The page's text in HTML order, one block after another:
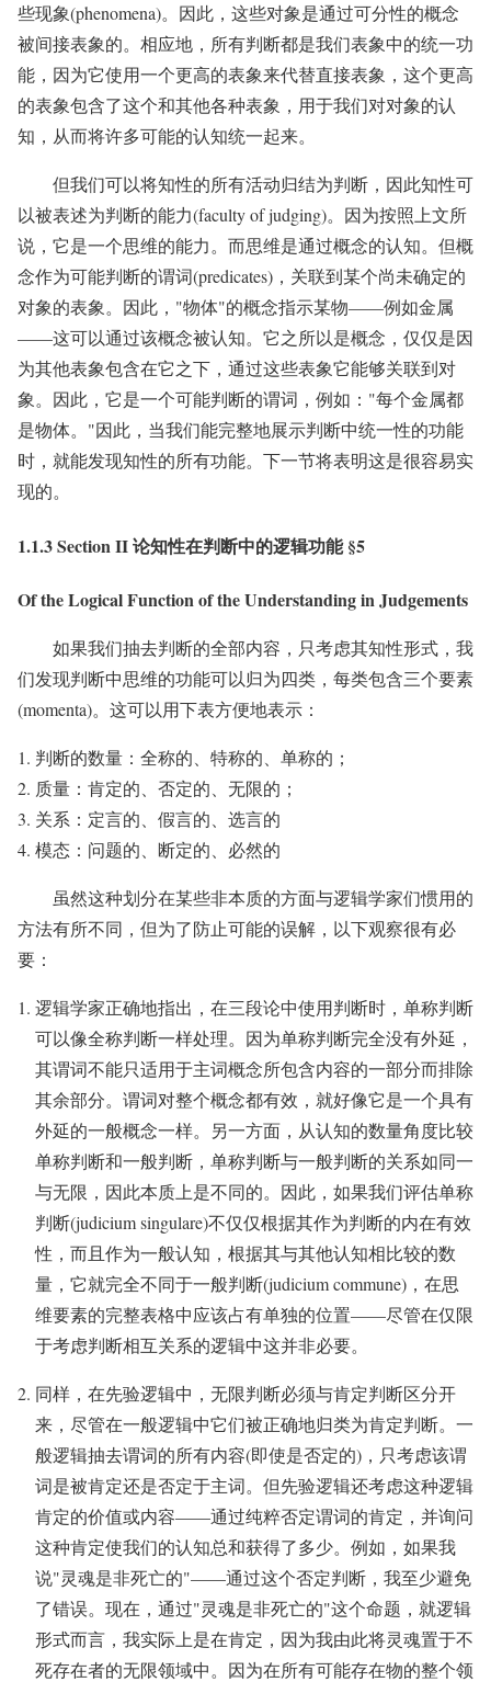
些现象(phenomena)。因此，这些对象是通过可分性的概念
被间接表象的。相应地，所有判断都是我们表象中的统一功
能，因为它使用一个更高的表象来代替直接表象，这个更高
的表象包含了这个和其他各种表象，用于我们对对象的认
知，从而将许多可能的认知统一起来。
但我们可以将知性的所有活动归结为判断，因此知性可
以被表述为判断的能力(faculty of judging)。因为按照上文所
说，它是一个思维的能力。而思维是通过概念的认知。但概
念作为可能判断的谓词(predicates)，关联到某个尚未确定的
对象的表象。因此，"物体"的概念指示某物——例如金属
——这可以通过该概念被认知。它之所以是概念，仅仅是因
为其他表象包含在它之下，通过这些表象它能够关联到对
象。因此，它是一个可能判断的谓词，例如："每个金属都
是物体。"因此，当我们能完整地展示判断中统一性的功能
时，就能发现知性的所有功能。下一节将表明这是很容易实
现的。
1.1.3 Section II 论知性在判断中的逻辑功能 §5
Of the Logical Function of the Understanding in Judgements
如果我们抽去判断的全部内容，只考虑其知性形式，我
们发现判断中思维的功能可以归为四类，每类包含三个要素
(momenta)。这可以用下表方便地表示：
判断的数量：全称的、特称的、单称的；
质量：肯定的、否定的、无限的；
关系：定言的、假言的、选言的
模态：问题的、断定的、必然的
虽然这种划分在某些非本质的方面与逻辑学家们惯用的
方法有所不同，但为了防止可能的误解，以下观察很有必
要：
逻辑学家正确地指出，在三段论中使用判断时，单称判断
可以像全称判断一样处理。因为单称判断完全没有外延，
其谓词不能只适用于主词概念所包含内容的一部分而排除
其余部分。谓词对整个概念都有效，就好像它是一个具有
外延的一般概念一样。另一方面，从认知的数量角度比较
单称判断和一般判断，单称判断与一般判断的关系如同一
与无限，因此本质上是不同的。因此，如果我们评估单称
判断(judicium singulare)不仅仅根据其作为判断的内在有效
性，而且作为一般认知，根据其与其他认知相比较的数
量，它就完全不同于一般判断(judicium commune)，在思
维要素的完整表格中应该占有单独的位置——尽管在仅限
于考虑判断相互关系的逻辑中这并非必要。
同样，在先验逻辑中，无限判断必须与肯定判断区分开
来，尽管在一般逻辑中它们被正确地归类为肯定判断。一
般逻辑抽去谓词的所有内容(即使是否定的)，只考虑该谓
词是被肯定还是否定于主词。但先验逻辑还考虑这种逻辑
肯定的价值或内容——通过纯粹否定谓词的肯定，并询问
这种肯定使我们的认知总和获得了多少。例如，如果我
说"灵魂是非死亡的"——通过这个否定判断，我至少避免
了错误。现在，通过"灵魂是非死亡的"这个命题，就逻辑
形式而言，我实际上是在肯定，因为我由此将灵魂置于不
死存在者的无限领域中。因为在所有可能存在物的整个领